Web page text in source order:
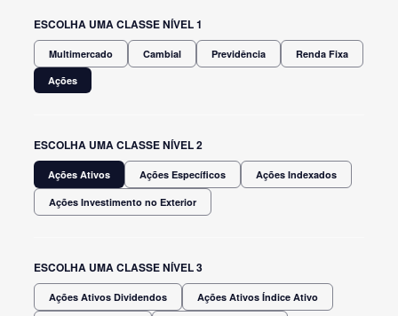
ESCOLHA UMA CLASSE NÍVEL 1
Multimercado Cambial Previdência
Renda Fixa
Ações
ESCOLHA UMA CLASSE NÍVEL 2
Ações Ativos Ações Específicos Ações Indexados
Ações Investimento no Exterior
ESCOLHA UMA CLASSE NÍVEL 3
Ações Ativos Dividendos Ações Ativos Índice Ativo